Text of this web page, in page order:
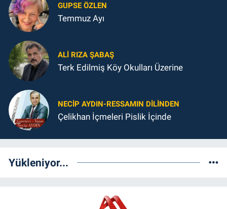
GUPSE ÖZLEN
Temmuz Ayı
ALI RIZA ŞABAŞ
Terk Edilmiş Köy Okulları Üzerine
NECIP AYDIN-RESSAMIN DILINDEN
Çelikhan İçmeleri Pislik İçinde
Yükleniyor...